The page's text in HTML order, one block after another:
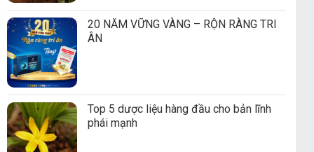
20 NĂM VỮNG VÀNG – RỘN RÀNG TRI
ÂN
Top 5 dược liệu hàng đầu cho bản lĩnh
phái mạnh